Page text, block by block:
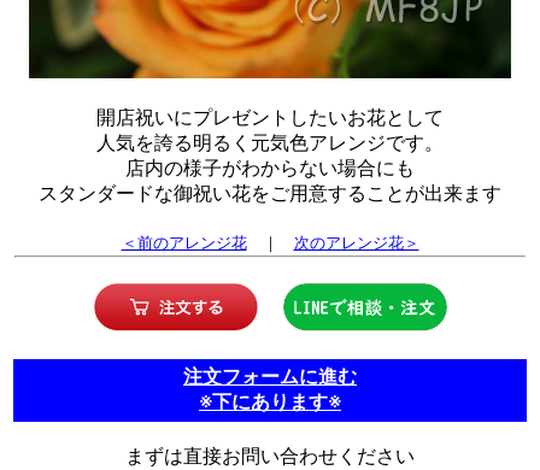
開店祝いにプレゼントしたいお花として
人気を誇る明るく元気色アレンジです。
店内の様子がわからない場合にも
スタンダードな御祝い花をご用意することが出来ます
＜前のアレンジ花｜ 次のアレンジ花＞
注文フォームに進む
※下にあります※
まずは直接お問い合わせください